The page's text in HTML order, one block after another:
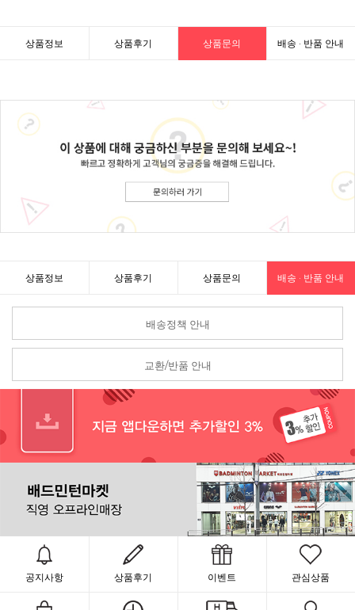
상품정보 상품후기 상품문의 배송 · 반품 안내
상품정보 상품후기 상품문의 배송 · 반품 안내
배송정책 안내
교환/반품 안내
공지사항 상품후기 이벤트 관심상품